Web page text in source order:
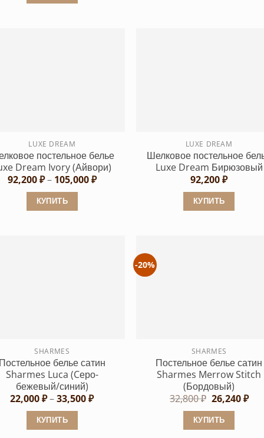
странице
товара.
товара.
LUXE DREAM
постельное белье
Dream Ivory (Айвори)
92,200₽– 105,000₽Диапазон
КУПИТЬ
странице
товара.
LUXE DREAM
Шелковое постельное
Luxe Dream Бирюзовый
92,200₽
КУПИТЬ
странице
товара.
SHARMES
белье сатин
Sharmes Luca (Cеро-
бежевый/синий)
22,000₽–33,500₽Диапазон
КУПИТЬ
-20%
SHARMES
Постельное белье сатин
Sharmes Merrow Stitch
(Бордовый)
32,800₽
цена
составляла
32,800 ₽.
26,240₽
КУПИТЬ